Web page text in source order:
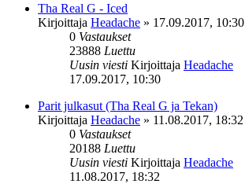
Tha Real G - Iced
Kirjoittaja Headache » 17.09.2017, 10:30
0 Vastaukset
23888 Luettu
Uusin viesti Kirjoittaja Headache
17.09.2017, 10:30
Parit julkasut (Tha Real G ja Tekan)
Kirjoittaja Headache » 11.08.2017, 18:32
0 Vastaukset
20188 Luettu
Uusin viesti Kirjoittaja Headache
11.08.2017, 18:32